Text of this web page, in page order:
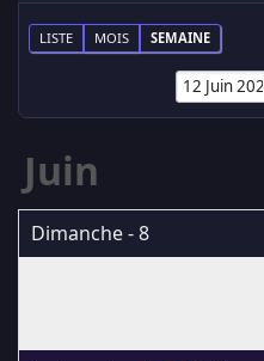
LISTE MOIS SEMAINE
Juin
Dimanche - 8